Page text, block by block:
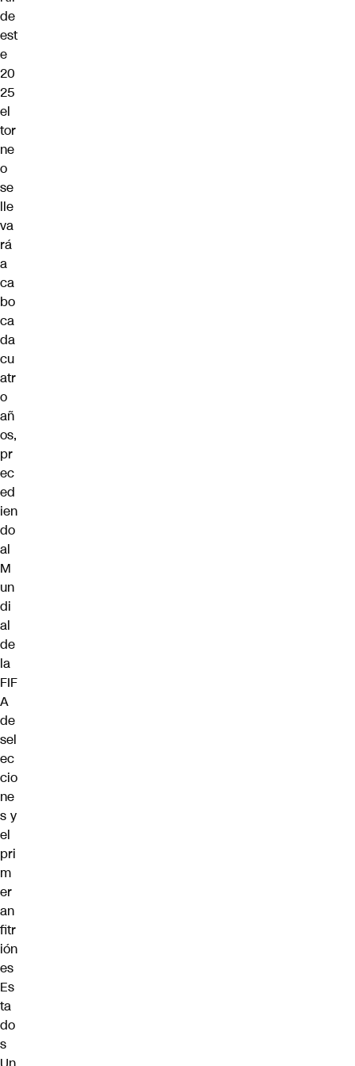
de
est
e
20
25
el
tor
ne
o
se
lle
va
rá
a
ca
bo
ca
da
cu
atr
o
añ
os,
pr
ec
ed
ien
do
al
M
un
di
al
de
la
FIF
A
de
sel
ec
cio
ne
s y
el
pri
m
er
an
fitr
ión
es
Es
ta
do
s